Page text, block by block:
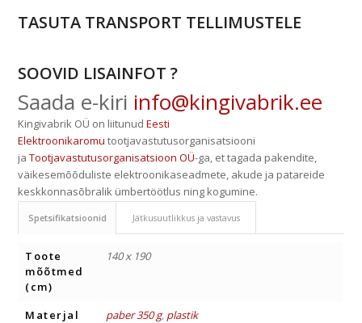
TASUTA TRANSPORT TELLIMUSTELE
SOOVID LISAINFOT ?
Saada e-kiri info@kingivabrik.ee
Kingivabrik OÜ on liitunudEesti
Elektroonikaromu tootjavastutusorganisatsiooni
jaTootjavastutusorganisatsioon OÜ-ga, et tagada pakendite,
väikesemõõduliste elektroonikaseadmete, akude ja patareide
keskkonnasõbralik ümbertöötlus ning kogumine.
Spetsifikatsioonid Jätkusuutlikkus ja vastavus
Toote
mõõtmed
(cm)
140 x 190
Materjal paber 350 g, plastik